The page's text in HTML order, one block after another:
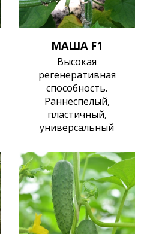
МАША F1
Высокая
регенеративная
способность.
Раннеспелый,
пластичный,
универсальный